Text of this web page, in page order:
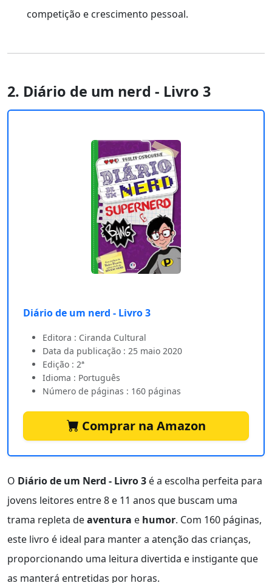
competição e crescimento pessoal.
2. Diário de um nerd - Livro 3
Diário de um nerd - Livro 3
Editora : Ciranda Cultural
Data da publicação : 25 maio 2020
Edição : 2ª
Idioma : Português
Número de páginas : 160 páginas
Comprar na Amazon
O Diário de um Nerd - Livro 3 é a escolha perfeita para
jovens leitores entre 8 e 11 anos que buscam uma
trama repleta deaventura e humor. Com 160 páginas,
este livro é ideal para manter a atenção das crianças,
proporcionando uma leitura divertida e instigante que
as manterá entretidas por horas.